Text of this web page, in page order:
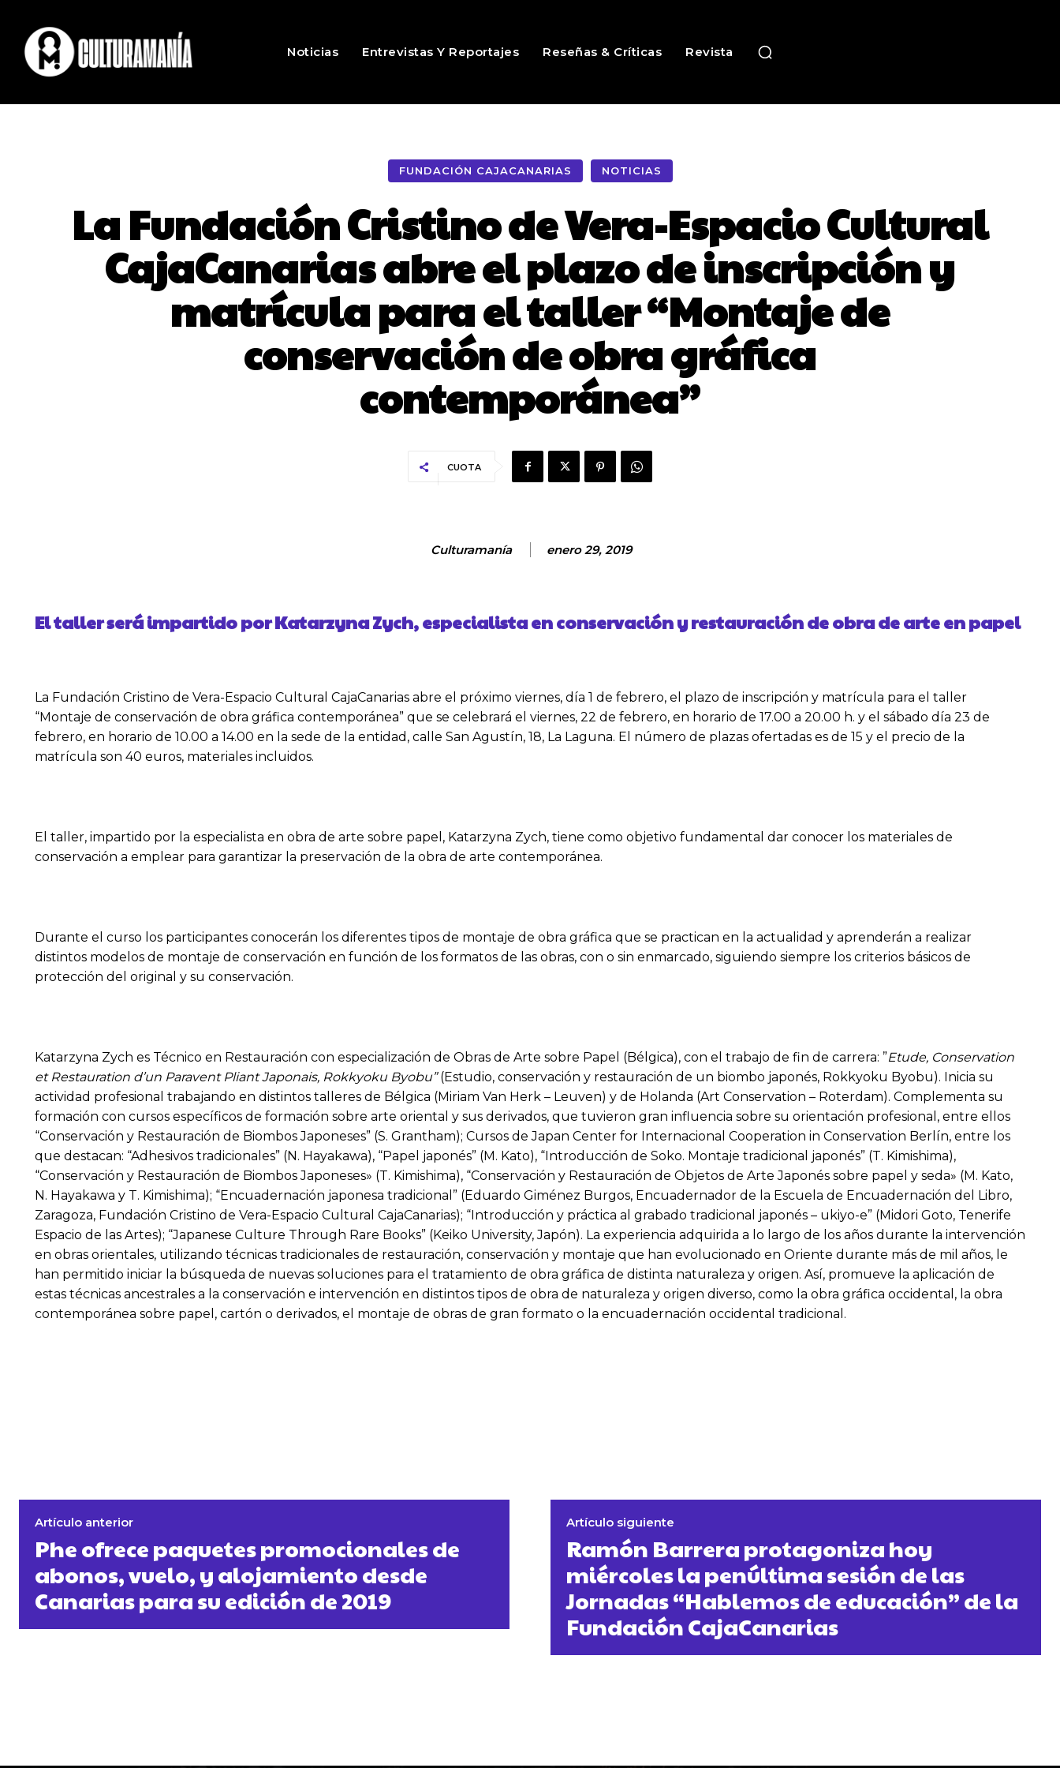
Noticias Entrevistas Y Reportajes Reseñas & Críticas Revista
FUNDACIÓN CAJACANARIAS NOTICIAS
La Fundación Cristino de Vera-Espacio Cultural
CajaCanarias abre el plazo de inscripción y
matrícula para el taller “Montaje de
conservación de obra gráfica
contemporánea”
CUOTA
Culturamanía enero 29, 2019
El taller será impartido por Katarzyna Zych, especialista en conservación y restauración de obra de arte en papel
La Fundación Cristino de Vera-Espacio Cultural CajaCanarias abre el próximo viernes, día 1 de febrero, el plazo de inscripción y matrícula para el taller
“Montaje de conservación de obra gráfica contemporánea” que se celebrará el viernes, 22 de febrero, en horario de 17.00 a 20.00 h. y el sábado día 23 de
febrero, en horario de 10.00 a 14.00 en la sede de la entidad, calle San Agustín, 18, La Laguna. El número de plazas ofertadas es de 15 y el precio de la
matrícula son 40 euros, materiales incluidos.
El taller, impartido por la especialista en obra de arte sobre papel, Katarzyna Zych, tiene como objetivo fundamental dar conocer los materiales de
conservación a emplear para garantizar la preservación de la obra de arte contemporánea.
Durante el curso los participantes conocerán los diferentes tipos de montaje de obra gráfica que se practican en la actualidad y aprenderán a realizar
distintos modelos de montaje de conservación en función de los formatos de las obras, con o sin enmarcado, siguiendo siempre los criterios básicos de
protección del original y su conservación.
Katarzyna Zych es Técnico en Restauración con especialización de Obras de Arte sobre Papel (Bélgica), con el trabajo de fin de carrera: ”Etude, Conservation
et Restauration d’un Paravent Pliant Japonais, Rokkyoku Byobu”(Estudio, conservación y restauración de un biombo japonés, Rokkyoku Byobu). Inicia su
actividad profesional trabajando en distintos talleres de Bélgica (Miriam Van Herk – Leuven) y de Holanda (Art Conservation – Roterdam). Complementa su
formación con cursos específicos de formación sobre arte oriental y sus derivados, que tuvieron gran influencia sobre su orientación profesional, entre ellos
“Conservación y Restauración de Biombos Japoneses” (S. Grantham); Cursos de Japan Center for Internacional Cooperation in Conservation Berlín, entre los
que destacan: “Adhesivos tradicionales” (N. Hayakawa), “Papel japonés” (M. Kato), “Introducción de Soko. Montaje tradicional japonés” (T. Kimishima),
“Conservación y Restauración de Biombos Japoneses» (T. Kimishima), “Conservación y Restauración de Objetos de Arte Japonés sobre papel y seda» (M. Kato,
N. Hayakawa y T. Kimishima); “Encuadernación japonesa tradicional” (Eduardo Giménez Burgos, Encuadernador de la Escuela de Encuadernación del Libro,
Zaragoza, Fundación Cristino de Vera-Espacio Cultural CajaCanarias); “Introducción y práctica al grabado tradicional japonés – ukiyo-e” (Midori Goto, Tenerife
Espacio de las Artes); “Japanese Culture Through Rare Books” (Keiko University, Japón). La experiencia adquirida a lo largo de los años durante la intervención
en obras orientales, utilizando técnicas tradicionales de restauración, conservación y montaje que han evolucionado en Oriente durante más de mil años, le
han permitido iniciar la búsqueda de nuevas soluciones para el tratamiento de obra gráfica de distinta naturaleza y origen. Así, promueve la aplicación de
estas técnicas ancestrales a la conservación e intervención en distintos tipos de obra de naturaleza y origen diverso, como la obra gráfica occidental, la obra
contemporánea sobre papel, cartón o derivados, el montaje de obras de gran formato o la encuadernación occidental tradicional.
Artículo anterior
Phe ofrece paquetes promocionales de
abonos, vuelo, y alojamiento desde
Canarias para su edición de 2019
Artículo siguiente
Ramón Barrera protagoniza hoy
miércoles la penúltima sesión de las
Jornadas “Hablemos de educación” de la
Fundación CajaCanarias